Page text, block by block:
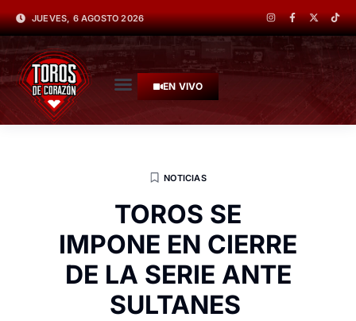
JUEVES, 6 AGOSTO 2026
EN VIVO
NOTICIAS
TOROS SE
IMPONE EN CIERRE
DE LA SERIE ANTE
SULTANES